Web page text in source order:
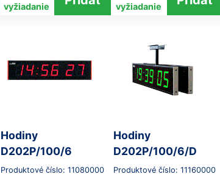
vyžiadanie
vyžiadanie
Hodiny
D202P/100/6
Produktové číslo: 11080000
Hodiny
D202P/100/6/D
Produktové číslo: 11160000